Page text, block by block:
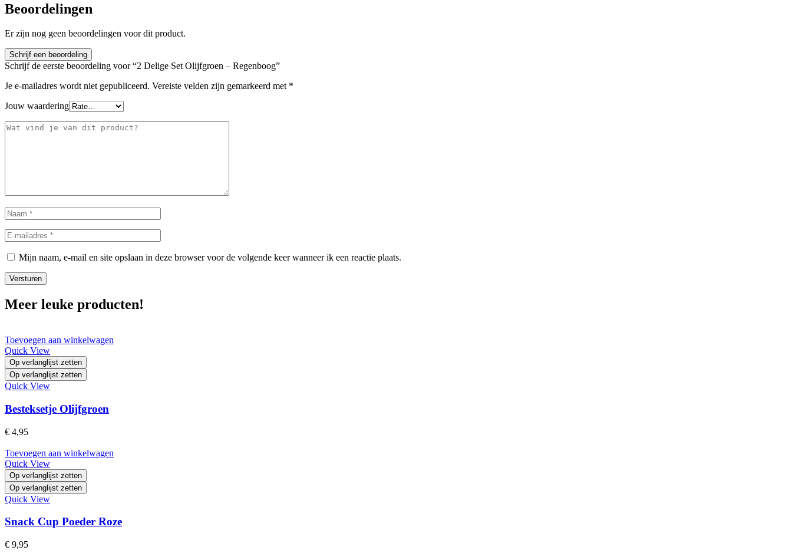
Beoordelingen
Er zijn nog geen beoordelingen voor dit product.
Schrijf een beoordeling
Schrijf de eerste beoordeling voor “2 Delige Set Olijfgroen – Regenboog”
Je e-mailadres wordt niet gepubliceerd. Vereiste velden zijn gemarkeerd met *
Jouw waardering
Mijn naam, e-mail en site opslaan in deze browser voor de volgende keer wanneer ik een reactie plaats.
Meer leuke producten!
Toevoegen aan winkelwagen
Quick View
Op verlanglijst zetten
Op verlanglijst zetten
Quick View
Besteksetje Olijfgroen
€ 4,95
Toevoegen aan winkelwagen
Quick View
Op verlanglijst zetten
Op verlanglijst zetten
Quick View
Snack Cup Poeder Roze
€ 9,95